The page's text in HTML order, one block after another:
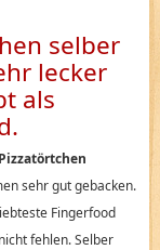
selber
lecker
als
sehr gut gebacken.
Fingerfood
fehlen. Selber